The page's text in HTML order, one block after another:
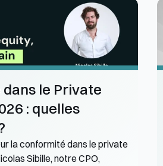
le Private
: quelles
la conformité dans le private
Sibille, notre CPO,